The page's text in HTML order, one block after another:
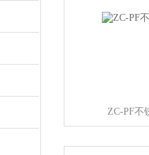
ZC-PF不